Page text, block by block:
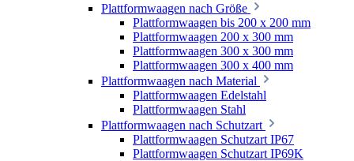
Plattformwaagen nach Größe
Plattformwaagen bis 200 x 200 mm
Plattformwaagen 200 x 300 mm
Plattformwaagen 300 x 300 mm
Plattformwaagen 300 x 400 mm
Plattformwaagen nach Material
Plattformwaagen Edelstahl
Plattformwaagen Stahl
Plattformwaagen nach Schutzart
Plattformwaagen Schutzart IP67
Plattformwaagen Schutzart IP69K